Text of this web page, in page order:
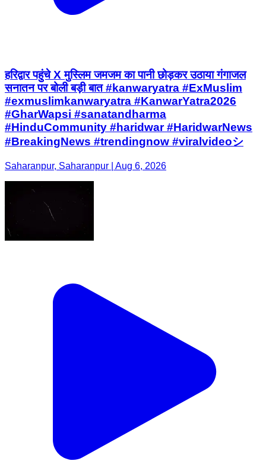
हरिद्वार पहुंचे X मुस्लिम जमजम का पानी छोड़कर उठाया गंगाजल
सनातन पर बोली बड़ी बात #kanwaryatra #ExMuslim
#exmuslimkanwaryatra #KanwarYatra2026
#GharWapsi #sanatandharma
#HinduCommunity #haridwar #HaridwarNews
#BreakingNews #trendingnow #viralvideoシ
Saharanpur, Saharanpur | Aug 6, 2026